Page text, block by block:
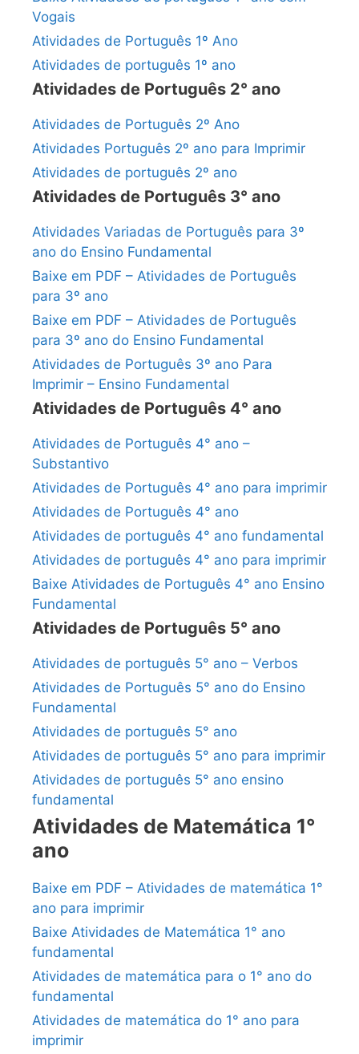
Vogais
Atividades de Português 1º Ano
Atividades de português 1º ano
Atividades de Português 2° ano
Atividades de Português 2º Ano
Atividades Português 2º ano para Imprimir
Atividades de português 2º ano
Atividades de Português 3° ano
Atividades Variadas de Português para 3º
ano do Ensino Fundamental
Baixe em PDF – Atividades de Português
para 3º ano
Baixe em PDF – Atividades de Português
para 3º ano do Ensino Fundamental
Atividades de Português 3º ano Para
Imprimir – Ensino Fundamental
Atividades de Português 4° ano
Atividades de Português 4° ano –
Substantivo
Atividades de Português 4° ano para imprimir
Atividades de Português 4° ano
Atividades de português 4° ano fundamental
Atividades de português 4° ano para imprimir
Baixe Atividades de Português 4° ano Ensino
Fundamental
Atividades de Português 5° ano
Atividades de português 5° ano – Verbos
Atividades de Português 5° ano do Ensino
Fundamental
Atividades de português 5° ano
Atividades de português 5° ano para imprimir
Atividades de português 5° ano ensino
fundamental
Atividades de Matemática 1°
ano
Baixe em PDF – Atividades de matemática 1°
ano para imprimir
Baixe Atividades de Matemática 1° ano
fundamental
Atividades de matemática para o 1° ano do
fundamental
Atividades de matemática do 1° ano para
imprimir